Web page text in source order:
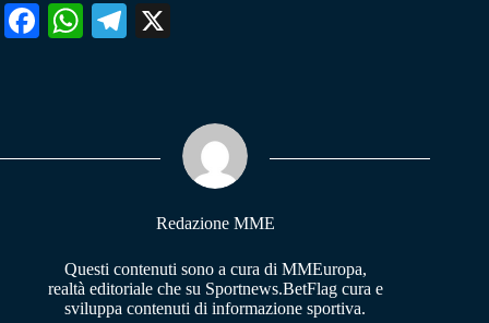
Fa W
pp
Te
m
Redazione MME
Questi contenuti sono a cura di MMEuropa,
realtà editoriale che su Sportnews.BetFlag cura e
sviluppa contenuti di informazione sportiva.